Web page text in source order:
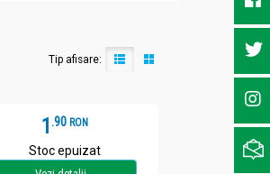
Tip afisare:
1 .9 RON
Stoc epuizat